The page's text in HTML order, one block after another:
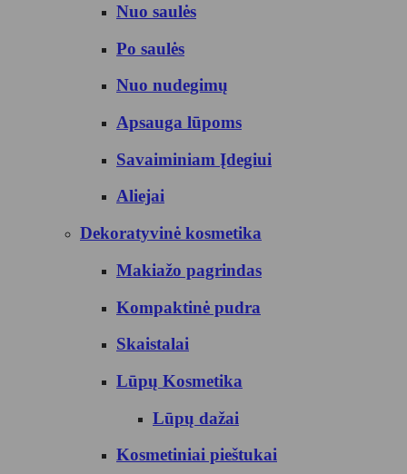
Nuo saulės
Po saulės
Nuo nudegimų
Apsauga lūpoms
Savaiminiam Įdegiui
Aliejai
Dekoratyvinė kosmetika
Makiažo pagrindas
Kompaktinė pudra
Skaistalai
Lūpų Kosmetika
Lūpų dažai
Kosmetiniai pieštukai